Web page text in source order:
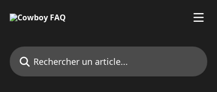
Rechercher un article...